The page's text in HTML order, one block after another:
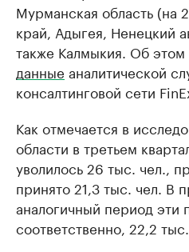
Мурманская область (на
край, Адыгея, Ненецкий
также Калмыкия. Об этом
данные аналитической
консалтинговой сети
Как отмечается в
области в третьем
уволилось 26 тыс. чел.,
принято 21,3 тыс. чел. В
аналогичный период эти
соответственно, 22,2